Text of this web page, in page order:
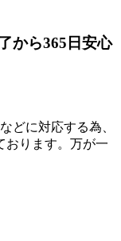
から365日安心
どに対応する為、
ります。 万が一